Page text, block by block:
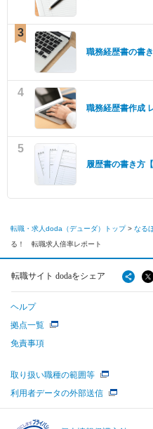
3
職務経歴書の書
4
職務経歴書作成
5
履歴書の書き方
転職・求人doda（デューダ）トップ> なる
る！ 転職求人倍率レポート
転職サイト dodaをシェア
ヘルプ
拠点一覧
免責事項
取り扱い職種の範囲等
利用者データの外部送信